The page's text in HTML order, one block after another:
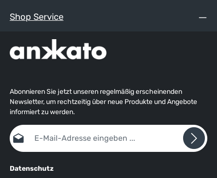
Shop Service
Abonnieren Sie jetzt unseren regelmäßig erscheinenden
Newsletter, um rechtzeitig über neue Produkte und Angebote
informiert zu werden.
E-Mail-Adresse*
Datenschutz